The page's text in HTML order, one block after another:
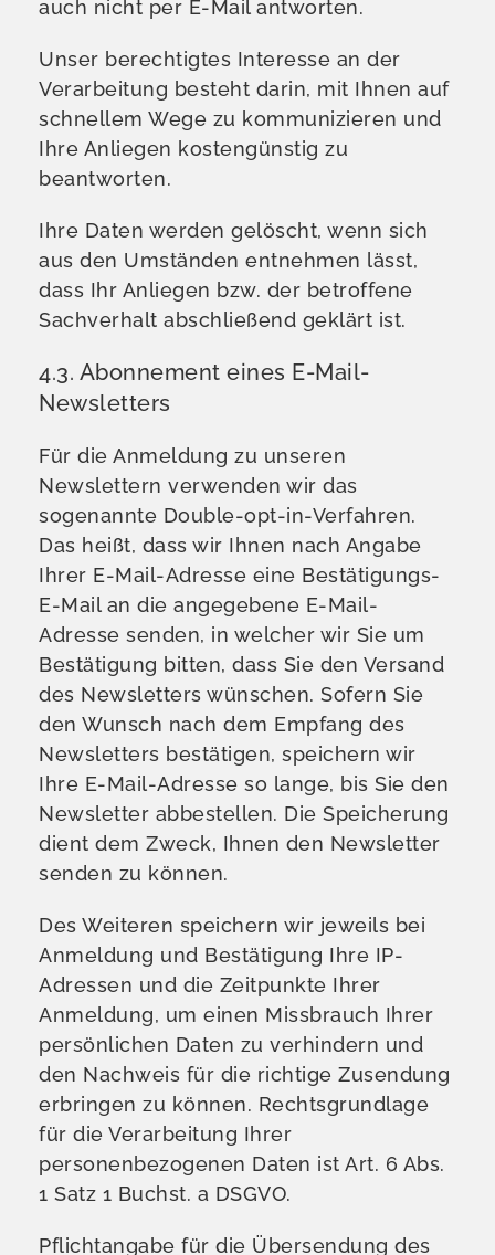
auch nicht per E-Mail antworten.
Unser berechtigtes Interesse an der
Verarbeitung besteht darin, mit Ihnen auf
schnellem Wege zu kommunizieren und
Ihre Anliegen kostengünstig zu
beantworten.
Ihre Daten werden gelöscht, wenn sich
aus den Umständen entnehmen lässt,
dass Ihr Anliegen bzw. der betroffene
Sachverhalt abschließend geklärt ist.
4.3. Abonnement eines E-Mail-
Newsletters
Für die Anmeldung zu unseren
Newslettern verwenden wir das
sogenannte Double-opt-in-Verfahren.
Das heißt, dass wir Ihnen nach Angabe
Ihrer E-Mail-Adresse eine Bestätigungs-
E-Mail an die angegebene E-Mail-
Adresse senden, in welcher wir Sie um
Bestätigung bitten, dass Sie den Versand
des Newsletters wünschen. Sofern Sie
den Wunsch nach dem Empfang des
Newsletters bestätigen, speichern wir
Ihre E-Mail-Adresse so lange, bis Sie den
Newsletter abbestellen. Die Speicherung
dient dem Zweck, Ihnen den Newsletter
senden zu können.
Des Weiteren speichern wir jeweils bei
Anmeldung und Bestätigung Ihre IP-
Adressen und die Zeitpunkte Ihrer
Anmeldung, um einen Missbrauch Ihrer
persönlichen Daten zu verhindern und
den Nachweis für die richtige Zusendung
erbringen zu können. Rechtsgrundlage
für die Verarbeitung Ihrer
personenbezogenen Daten ist Art. 6 Abs.
1 Satz 1 Buchst. a DSGVO.
Pflichtangabe für die Übersendung des